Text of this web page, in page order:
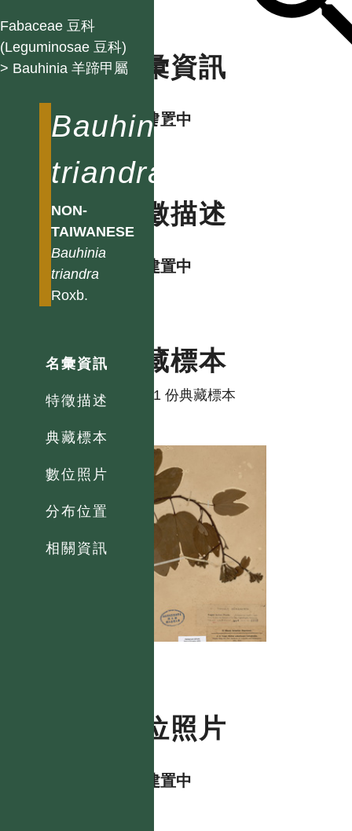
Fabaceae 豆科
(Leguminosae 豆科)
> Bauhinia 羊蹄甲屬
Bauhinia
triandra
NON-
TAIWANESE
Bauhinia
triandra
Roxb.
名彙資訊
特徵描述
典藏標本
數位照片
分布位置
相關資訊
名彙資訊
資料建置中
特徵描述
資料建置中
典藏標本
共有 1 份典藏標本
數位照片
資料建置中